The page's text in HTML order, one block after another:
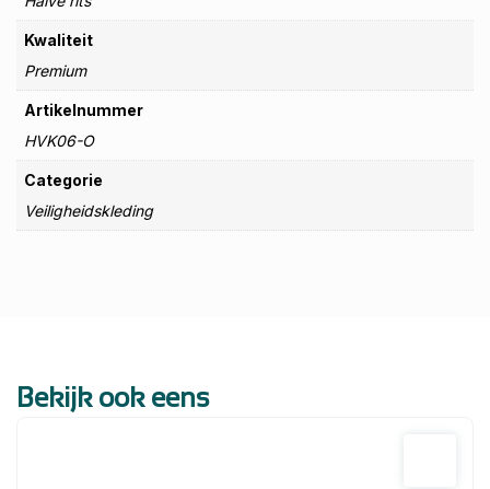
Kwaliteit
Premium
Artikelnummer
HVK06-O
Categorie
Veiligheidskleding
Bekijk ook eens